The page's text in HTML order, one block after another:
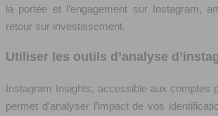
la portée et l’engagement sur Instagram,
retour sur investissement.
Utiliser les outils d’analyse
Instagram Insights, accessible aux comptes
permet d’analyser l’impact de vos